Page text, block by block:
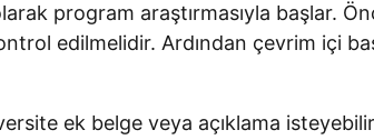
program araştırmasıyla başlar.
edilmelidir. Ardından çevrim içi
ek belge veya açıklama